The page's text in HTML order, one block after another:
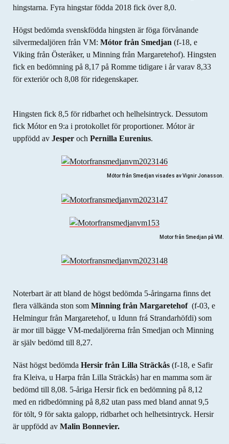
hingstarna. Fyra hingstar födda 2018 fick över 8,0.
Högst bedömda svenskfödda hingsten är föga förvånande
silvermedaljören från VM: Mótor från Smedjan (f-18, e
Viking från Österåker, u Minning från Margaretehof). Hingsten
fick en bedömning på 8,17 på Romme tidigare i år varav 8,33
för exteriör och 8,08 för ridegenskaper.
Hingsten fick 8,5 för ridbarhet och helhelsintryck. Dessutom
fick Mótor en 9:a i protokollet för proportioner. Mótor är
uppfödd av Jesper och Pernilla Eurenius.
Mótor från Smedjan visades av Vignir Jonasson.
Motor från Smedjan på VM.
Noterbart är att bland de högst bedömda 5-åringarna finns det
flera välkända ston som Minning från Margaretehof (f-03, e
Helmingur från Margaretehof, u Idunn frá Strandarhöfdi) som
är mor till bägge VM-medaljörerna från Smedjan och Minning
är själv bedömd till 8,27.
Näst högst bedömda Hersir från Lilla Sträckås (f-18, e Safir
fra Kleiva, u Harpa från Lilla Sträckås) har en mamma som är
bedömd till 8,08. 5-åriga Hersir fick en bedömning på 8,12
med en ridbedömning på 8,82 utan pass med bland annat 9,5
för tölt, 9 för sakta galopp, ridbarhet och helhetsintryck. Hersir
är uppfödd av Malin Bonnevier.